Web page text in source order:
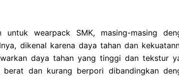
wearpack SMK, masing-masing
dikenal karena daya tahan dan
daya tahan yang tinggi dan tekstur
dan kurang berpori dibandingkan